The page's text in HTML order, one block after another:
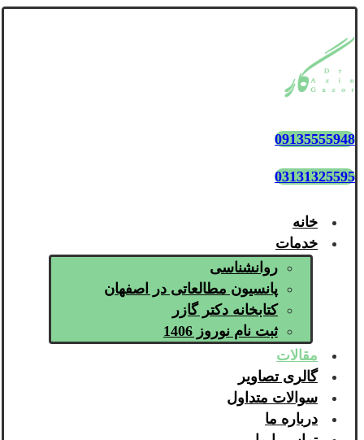
09135555948
03131325595
خانه
خدمات
روانشناسی
پانسیون مطالعاتی در اصفهان
کتابخانه دکتر گازر
ثبت نام نوروز 1406
مقالات
گالری تصاویر
سوالات متداول
درباره ما